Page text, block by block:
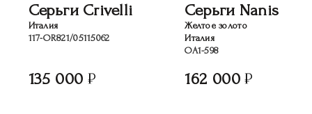
Серьги Crivelli
Италия
117-OR821/05115062
135 000
Серьги Nanis
Желтое золото
Италия
OA1-598
162 000